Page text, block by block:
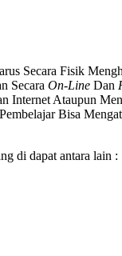
Secara Fisik
Secara On-Line Dan
Internet Ataupun
Bisa
di dapat antara lain :